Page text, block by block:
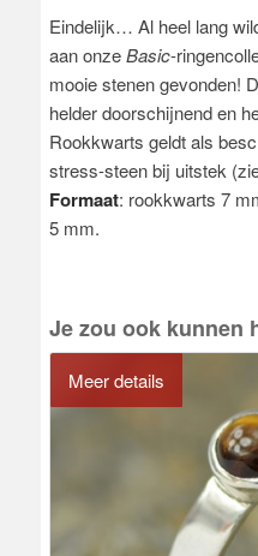
Eindelijk… Al heel lang
aan onzeBasic-
mooie stenen gevonden!
helder doorschijnend en
Rookkwarts geldt als
stress-steen bij uitstek
Formaat: rookkwarts 7
5 mm.
Je zou ook kunnen
Meer details